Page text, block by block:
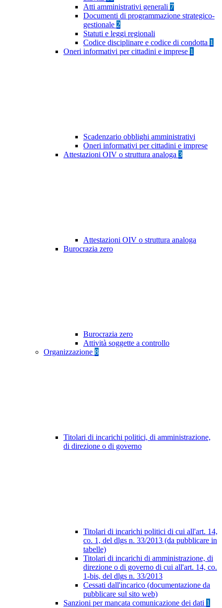
Atti amministrativi generali 7
Documenti di programmazione strategico-
gestionale 2
Statuti e leggi regionali
Codice disciplinare e codice di condotta 1
Oneri informativi per cittadini e imprese 1
Scadenzario obblighi amministrativi
Oneri informativi per cittadini e imprese
Attestazioni OIV o struttura analoga 3
Attestazioni OIV o struttura analoga
Burocrazia zero
Burocrazia zero
Attività soggette a controllo
Organizzazione 8
Titolari di incarichi politici, di amministrazione,
di direzione o di governo
Titolari di incarichi politici di cui all'art. 14,
co. 1, del dlgs n. 33/2013 (da pubblicare in
tabelle)
Titolari di incarichi di amministrazione, di
direzione o di governo di cui all'art. 14, co.
1-bis, del dlgs n. 33/2013
Cessati dall'incarico (documentazione da
pubblicare sul sito web)
Sanzioni per mancata comunicazione dei dati 1